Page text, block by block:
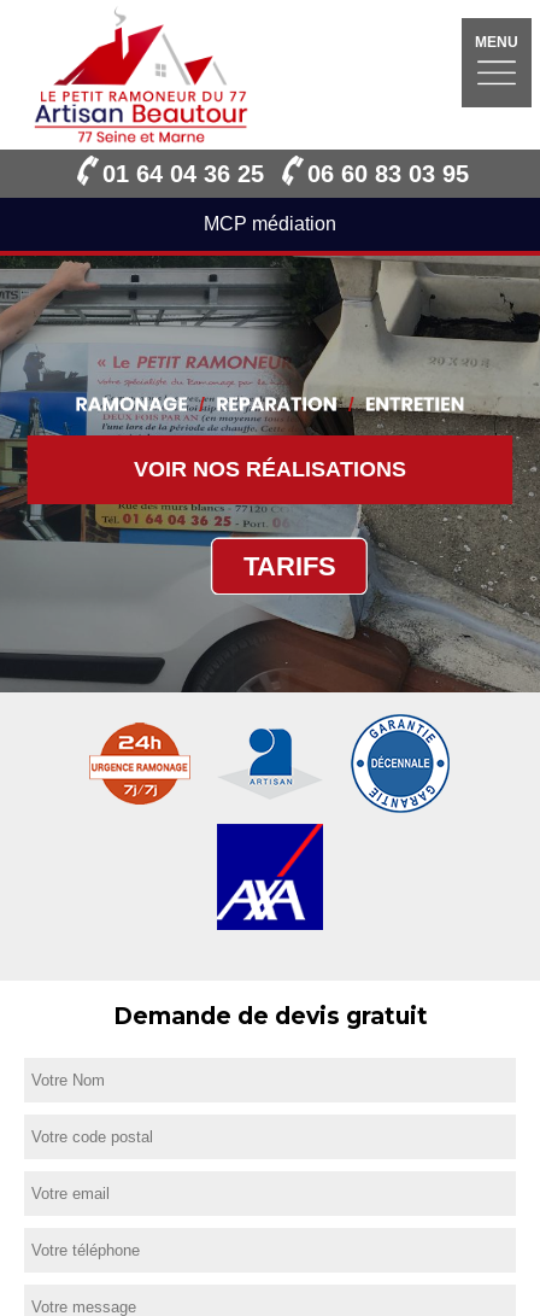
MENU
01 64 04 36 25 06 60 83 03 95
MCP médiation
VOIR NOS RÉALISATIONS
TARIFS
Demande de devis gratuit